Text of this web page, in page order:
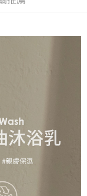
相關給付款項請求債
本公司不負相關責
本公司將視審查結果
現惡意使用之情形，